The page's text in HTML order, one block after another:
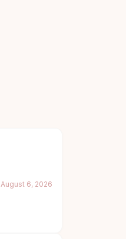
August 6, 2026